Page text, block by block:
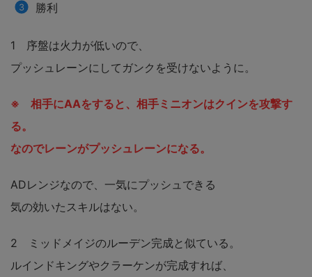
勝利
1 序盤は火力が低いので、
プッシュレーンにしてガンクを受けないように。
※ 相手にAAをすると、相手ミニオンはクインを攻撃す
る。
なのでレーンがプッシュレーンになる。
ADレンジなので、一気にプッシュできる
気の効いたスキルはない。
2 ミッドメイジのルーデン完成と似ている。
ルインドキングやクラーケンが完成すれば、